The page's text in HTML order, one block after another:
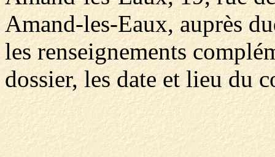
Amand-les-Eaux, auprès
les renseignements
dossier, les date et lieu du